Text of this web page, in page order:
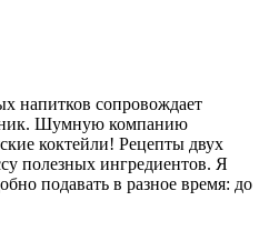
напитков сопровождает
Шумную компанию
коктейли! Рецепты двух
полезных ингредиентов. Я
подавать в разное время: до